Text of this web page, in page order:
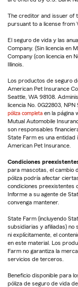
The creditor and issuer of
pursuant to a license from
El seguro de vida y las
Company. (Sin licencia en
Company (con licencia en
Illinois.
Los productos de seguro
American Pet Insurance
Seattle, WA 98108.
licencia No. 0G22803,
póliza completa en la página
Mutual Automobile
son responsables
State Farm es una entidad
American Pet Insurance.
Condiciones
para mascotas, el cambio
póliza podría afectar
condiciones preexistentes
Informe a su agente de
convenga mantener.
State Farm (incluyendo
subsidiarias y afiliadas) no
ni explícitamente, el
en este material. Los
Farm no garantiza la
servicios de terceros.
Beneficio disponible para
póliza de seguro de vida